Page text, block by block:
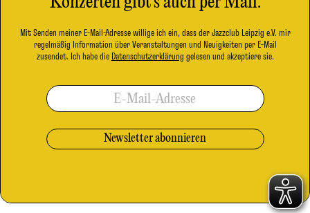
Mit Senden meiner E-Mail-Adresse willige ich ein, dass der Jazzclub Leipzig e.V. mir
regelmäßig Information über Veranstaltungen und Neuigkeiten per E-Mail
zusendet. Ich habe die Datenschutzerklärung gelesen und akzeptiere sie.
E-Mail-Adresse